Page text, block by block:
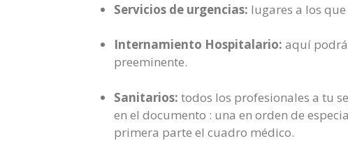
Servicios de urgencias: lugares a los
Internamiento Hospitalario: aquí
preeminente.
Sanitarios: todos los profesionales a tu
en el documento : una en orden de
primera parte el cuadro médico.